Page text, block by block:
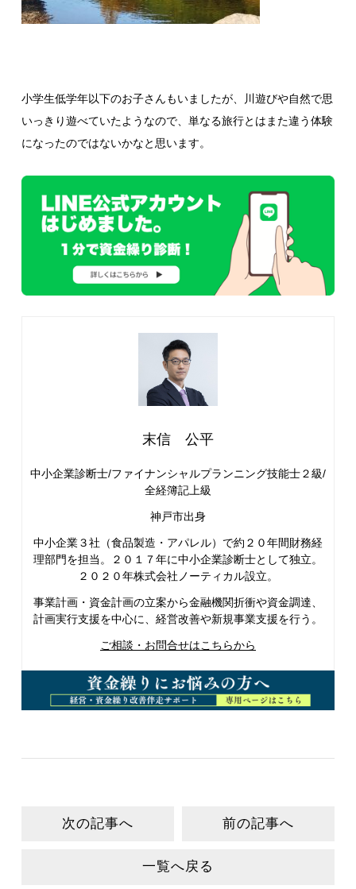
小学生低学年以下のお子さんもいましたが、川遊びや自然で思
いっきり遊べていたようなので、単なる旅行とはまた違う体験
になったのではないかなと思います。
末信 公平
中小企業診断士/ファイナンシャルプランニング技能士２級/
全経簿記上級
神戸市出身
中小企業３社（食品製造・アパレル）で約２０年間財務経
理部門を担当。２０１７年に中小企業診断士として独立。
２０２０年株式会社ノーティカル設立。
事業計画・資金計画の立案から金融機関折衝や資金調達、
計画実行支援を中心に、経営改善や新規事業支援を行う。
ご相談・お問合せはこちらから
次の記事へ 前の記事へ
一覧へ戻る